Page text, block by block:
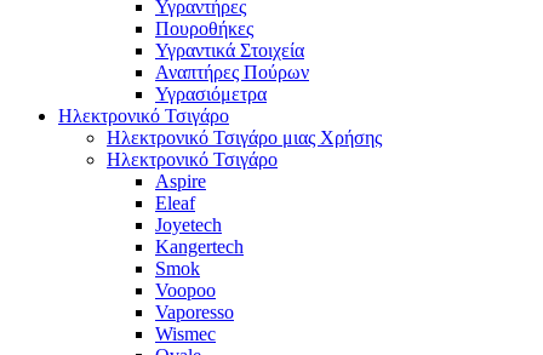
Υγραντήρες
Πουροθήκες
Υγραντικά Στοιχεία
Αναπτήρες Πούρων
Υγρασιόμετρα
Ηλεκτρονικό Τσιγάρο
Ηλεκτρονικό Τσιγάρο μιας Χρήσης
Ηλεκτρονικό Τσιγάρο
Aspire
Eleaf
Joyetech
Kangertech
Smok
Voopoo
Vaporesso
Wismec